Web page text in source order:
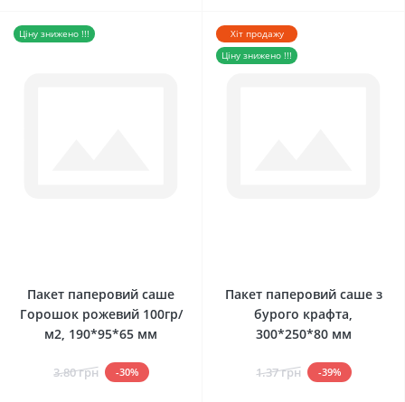
Ціну знижено !!!
Пакет паперовий саше
Горошок рожевий 100гр/
м2, 190*95*65 мм
3.80 грн -30%
Хіт продажу
Ціну знижено !!!
Пакет паперовий саше з
бурого крафта,
300*250*80 мм
1.37 грн -39%